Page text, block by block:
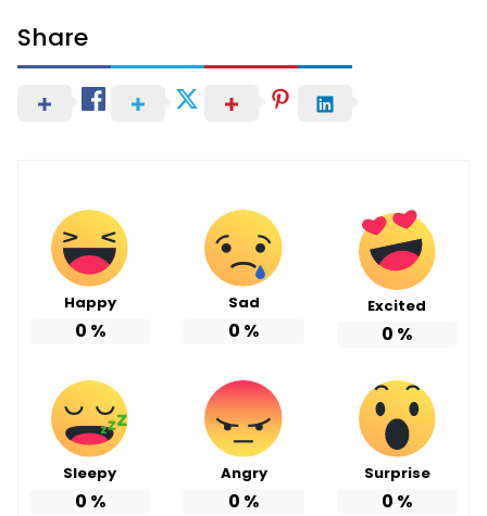
Share
Happy
0 %
Sad
0 %
Excited
0 %
Sleepy
0 %
Angry
0 %
Surprise
0 %